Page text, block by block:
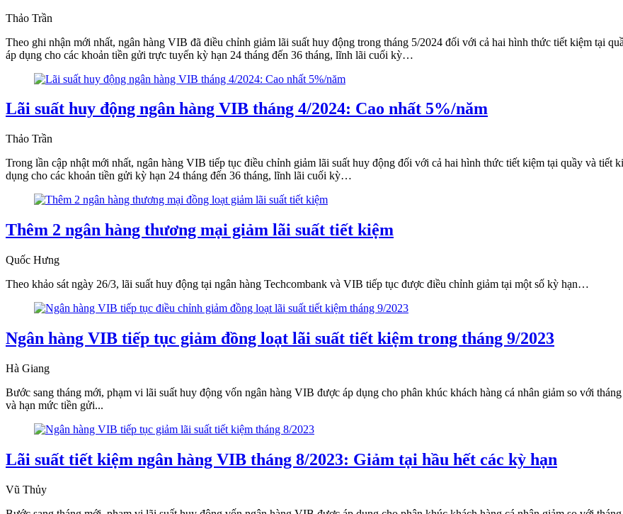
Thảo Trần
Theo ghi nhận mới nhất, ngân hàng VIB đã điều chỉnh giảm lãi suất huy động trong tháng 5/2024 đối với cả hai hình thức tiết kiệm tại
áp dụng cho các khoản tiền gửi trực tuyến kỳ hạn 24 tháng đến 36 tháng, lĩnh lãi cuối kỳ…
Lãi suất huy động ngân hàng VIB tháng 4/2024: Cao nhất 5%/năm
Thảo Trần
Trong lần cập nhật mới nhất, ngân hàng VIB tiếp tục điều chỉnh giảm lãi suất huy động đối với cả hai hình thức tiết kiệm tại quầy và tiết
dụng cho các khoản tiền gửi kỳ hạn 24 tháng đến 36 tháng, lĩnh lãi cuối kỳ…
Thêm 2 ngân hàng thương mại giảm lãi suất tiết kiệm
Quốc Hưng
Theo khảo sát ngày 26/3, lãi suất huy động tại ngân hàng Techcombank và VIB tiếp tục được điều chỉnh giảm tại một số kỳ hạn…
Ngân hàng VIB tiếp tục giảm đồng loạt lãi suất tiết kiệm trong tháng 9/2023
Hà Giang
Bước sang tháng mới, phạm vi lãi suất huy động vốn ngân hàng VIB được áp dụng cho phân khúc khách hàng cá nhân giảm so với
và hạn mức tiền gửi...
Lãi suất tiết kiệm ngân hàng VIB tháng 8/2023: Giảm tại hầu hết các kỳ hạn
Vũ Thủy